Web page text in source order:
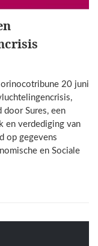
20 juni
Sures, een
en verdediging van
op gegevens
en Sociale